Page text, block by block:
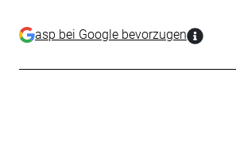
asp bei Google bevorzugen